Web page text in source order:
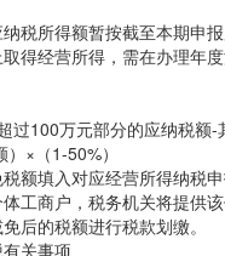
税所得额暂按截至本期申
得经营所得，需在办理年
过100万元部分的应纳税额
×（1-50%）
额填入对应经营所得纳税
工商户，税务机关将提供
后的税额进行税款划缴。
关事项